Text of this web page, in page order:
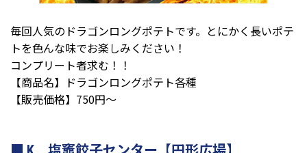
毎回人気のドラゴンロングポテトです。とにかく長いポテ
トを色んな味でお楽しみください！
コンプリート者求む！！
【商品名】ドラゴンロングポテト各種
【販売価格】750円～